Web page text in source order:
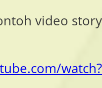
video story
watch?